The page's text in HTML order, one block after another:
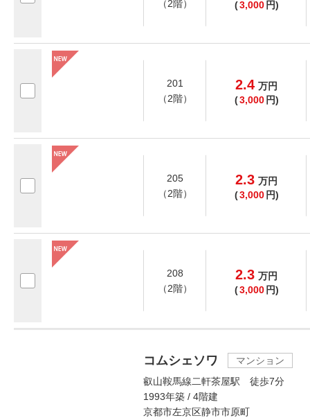
（2階） (3,000 円)
201
（2階）
2.4 万円
(3,000 円)
205
（2階）
2.3 万円
(3,000 円)
208
（2階）
2.3 万円
(3,000 円)
コムシェソワ
マンション
叡山鞍馬線二軒茶屋駅 徒歩7分
1993年築 / 4階建
京都市左京区静市市原町